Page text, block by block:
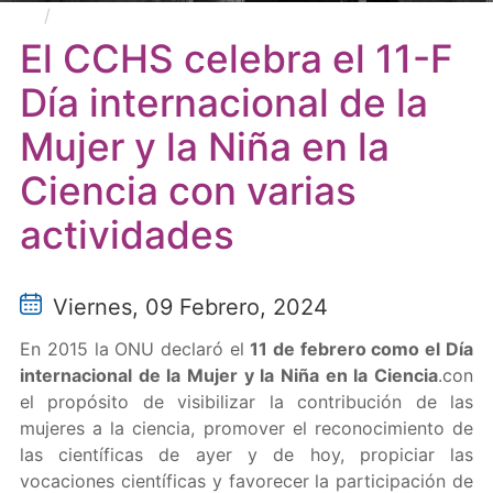
Mujer y la Niña en la Ciencia con varias actividades
El CCHS celebra el 11-F
Día internacional de la
Mujer y la Niña en la
Ciencia con varias
actividades
Viernes, 09 Febrero, 2024
En 2015 la ONU declaró el 11 de febrero como el Día
internacional de la Mujer y la Niña en la Ciencia.con
el propósito de visibilizar la contribución de las
mujeres a la ciencia, promover el reconocimiento de
las científicas de ayer y de hoy, propiciar las
vocaciones científicas y favorecer la participación de